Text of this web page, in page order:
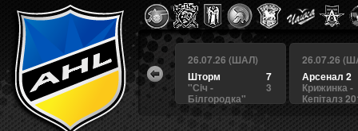
4
4
26.07.26 (ШАЛ)
3
БЕРКУТ
1
Альянс
26.07.26 (ШАЛ)
7
Шторм
3
"Сiч -
Білгородка"
26.07.26
Арсенал 2
Крижинка -
Кепіталз